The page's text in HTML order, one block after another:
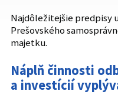
Najdôležitejšie predpisy
Prešovského
majetku.
Náplň činnosti
a investícií